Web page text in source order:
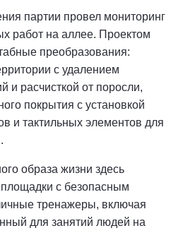
партии провел мониторинг
работ на аллее. Проектом
преобразования:
с удалением
и расчисткой от поросли,
покрытия с установкой
и тактильных элементов для
образа жизни здесь
с безопасным
тренажеры, включая
для занятий людей на